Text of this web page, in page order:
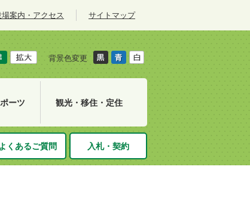
場案内・アクセス サイトマップ
背景色変更
ーツ 観光・移住・定住
よくあるご質問 入札・契約